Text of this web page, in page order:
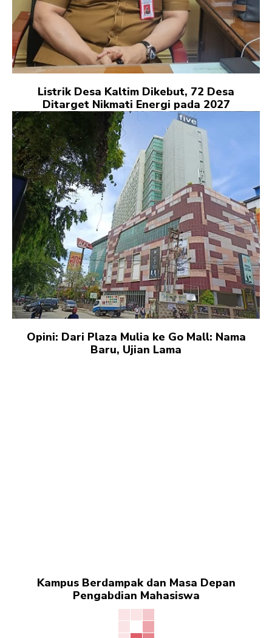
Listrik Desa Kaltim Dikebut, 72 Desa
Ditarget Nikmati Energi pada 2027
Opini: Dari Plaza Mulia ke Go Mall: Nama
Baru, Ujian Lama
Kampus Berdampak dan Masa Depan
Pengabdian Mahasiswa